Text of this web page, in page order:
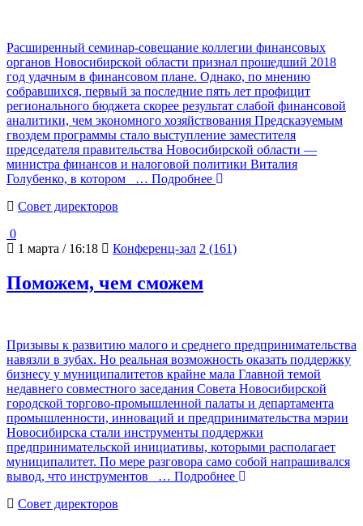
Расширенный семинар-совещание коллегии финансовых
органов Новосибирской области признал прошедший 2018
год удачным в финансовом плане. Однако, по мнению
собравшихся, первый за последние пять лет профицит
регионального бюджета скорее результат слабой финансовой
аналитики, чем экономного хозяйствования Предсказуемым
гвоздем программы стало выступление заместителя
председателя правительства Новосибирской области —
министра финансов и налоговой политики Виталия
Голубенко, в котором
… Подробнее
Cовет директоров
0
1 марта / 16:18
Конференц-зал 2 (161)
Поможем, чем сможем
Призывы к развитию малого и среднего предпринимательства
навязли в зубах. Но реальная возможность оказать поддержку
бизнесу у муниципалитетов крайне мала Главной темой
недавнего совместного заседания Совета Новосибирской
городской торгово-промышленной палаты и департамента
промышленности, инноваций и предпринимательства мэрии
Новосибирска стали инструменты поддержки
предпринимательской инициативы, которыми располагает
муниципалитет. По мере разговора само собой напрашивался
вывод, что инструментов
… Подробнее
Cовет директоров